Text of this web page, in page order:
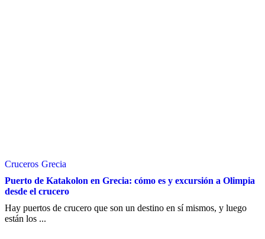
Cruceros Grecia
Puerto de Katakolon en Grecia: cómo es y excursión a Olimpia
desde el crucero
Hay puertos de crucero que son un destino en sí mismos, y luego
están los ...